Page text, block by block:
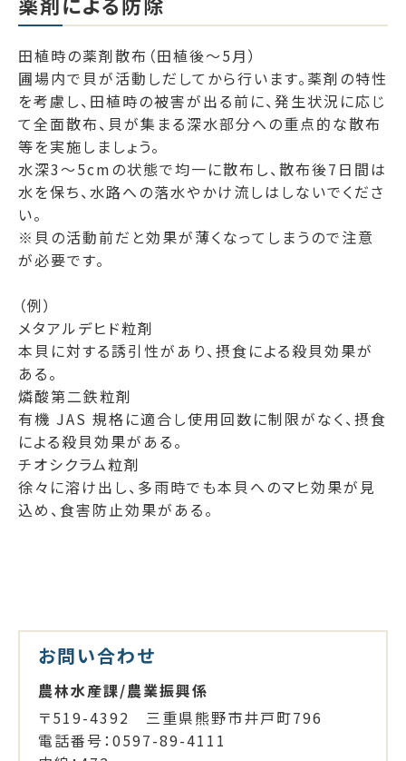
田植時の薬剤散布（田植後～5月）
圃場内で貝が活動しだしてから行います。薬剤の特性
を考慮し、田植時の被害が出る前に、発生状況に応じ
て全面散布、貝が集まる深水部分への重点的な散布
等を実施しましょう。
水深3～5cmの状態で均一に散布し、散布後7日間は
水を保ち、水路への落水やかけ流しはしないでくださ
い。
※貝の活動前だと効果が薄くなってしまうので注意
が必要です。
（例）
メタアルデヒド粒剤
本貝に対する誘引性があり、摂食による殺貝効果が
ある。
燐酸第二鉄粒剤
有機 JAS 規格に適合し使用回数に制限がなく、摂食
による殺貝効果がある。
チオシクラム粒剤
徐々に溶け出し、多雨時でも本貝へのマヒ効果が見
込め、食害防止効果がある。
お問い合わせ
農林水産課/農業振興係
〒519-4392 三重県熊野市井戸町796
電話番号：0597-89-4111